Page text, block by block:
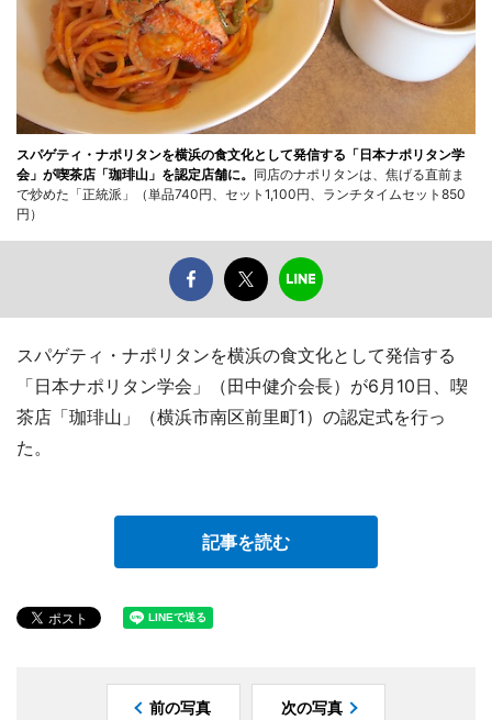
スパゲティ・ナポリタンを横浜の食文化として発信する「日本ナポリタン学
会」が喫茶店「珈琲山」を認定店舗に。 同店のナポリタンは、焦げる直前ま
で炒めた「正統派」（単品740円、セット1,100円、ランチタイムセット850
円）
スパゲティ・ナポリタンを横浜の食文化として発信する
「日本ナポリタン学会」（田中健介会長）が6月10日、喫
茶店「珈琲山」（横浜市南区前里町1）の認定式を行っ
た。
記事を読む
前の写真 次の写真